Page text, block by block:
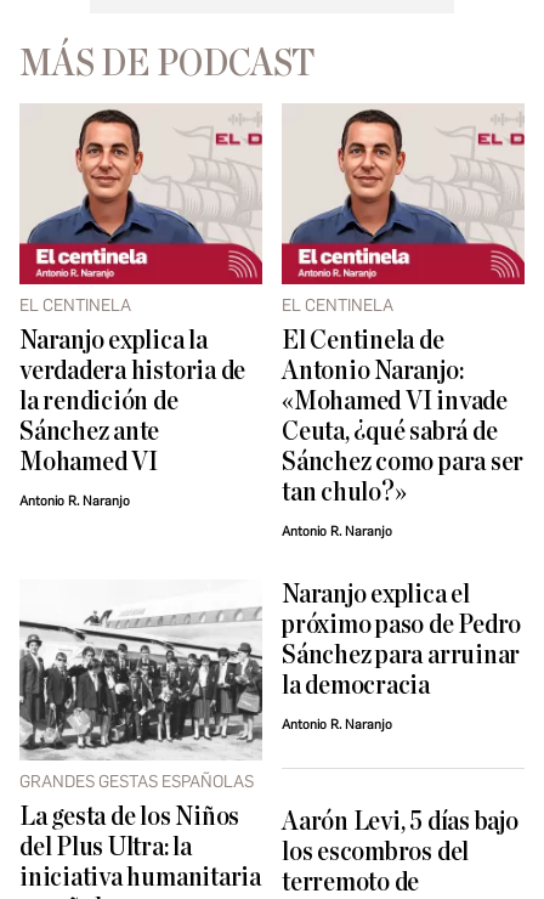
MÁS DE PODCAST
EL CENTINELA
Naranjo explica la
verdadera historia de
la rendición de
Sánchez ante
Mohamed VI
Antonio R. Naranjo
EL CENTINELA
El Centinela de
Antonio Naranjo:
«Mohamed VI invade
Ceuta, ¿qué sabrá de
Sánchez como para ser
tan chulo?»
Antonio R. Naranjo
GRANDES GESTAS ESPAÑOLAS
La gesta de los Niños
del Plus Ultra: la
iniciativa humanitaria
Naranjo explica el
próximo paso de Pedro
Sánchez para arruinar
la democracia
Antonio R. Naranjo
Aarón Levi, 5 días bajo
los escombros del
terremoto de